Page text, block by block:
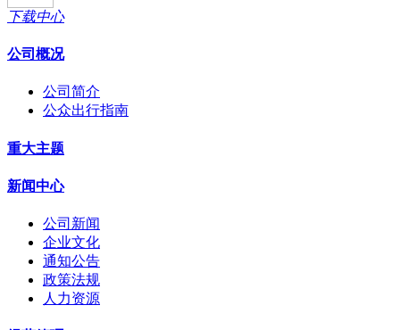
下载中心
公司概况
公司简介
公众出行指南
重大主题
新闻中心
公司新闻
企业文化
通知公告
政策法规
人力资源